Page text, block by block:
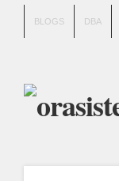
BLOGS DBA